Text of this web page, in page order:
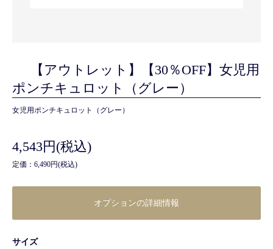
【アウトレット】【30％OFF】女児用
ポンチキュロット（グレー）
女児用ポンチキュロット（グレー）
4,543円(税込)
定価：6,490円(税込)
オプションの詳細情報
サイズ